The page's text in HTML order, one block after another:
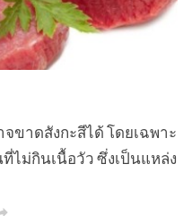
ขาดสังกะสีได้ โดยเฉพาะ
ไม่กินเนื้อวัว ซึ่งเป็นแหล่ง